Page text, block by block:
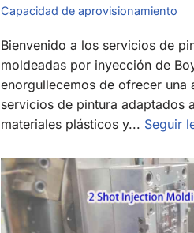
Capacidad de aprovisionamiento
Bienvenido a los servicios de
moldeadas por inyección de
enorgullecemos de ofrecer una
servicios de pintura adaptados
materiales plásticos y... Seguir